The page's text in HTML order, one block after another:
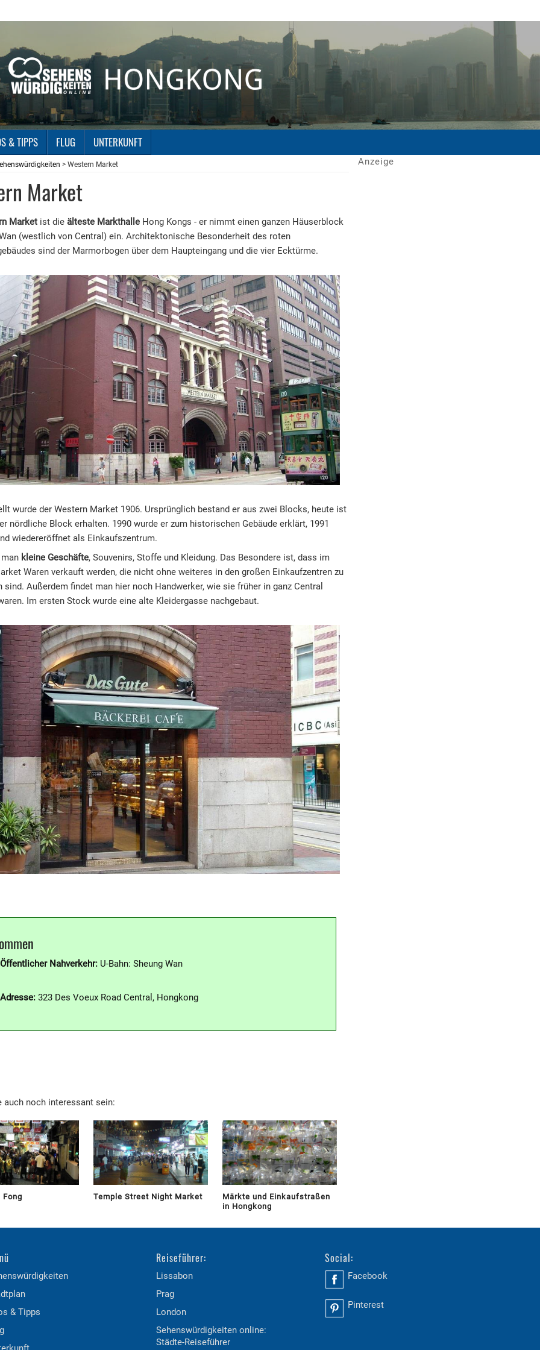
& TIPPS FLUG UNTERKUNFT
> Western Market
Market
Market ist die älteste Markthalle Hong Kongs - er nimmt einen ganzen Häuserblock
(westlich von Central) ein. Architektonische Besonderheit des roten
sind der Marmorbogen über dem Haupteingang und die vier Ecktürme.
wurde der Western Market 1906. Ursprünglich bestand er aus zwei Blocks, heute ist
nördliche Block erhalten. 1990 wurde er zum historischen Gebäude erklärt, 1991
wiedereröffnet als Einkaufszentrum.
kleine Geschäfte, Souvenirs, Stoffe und Kleidung. Das Besondere ist, dass im
Waren verkauft werden, die nicht ohne weiteres in den großen Einkaufzentren zu
sind. Außerdem findet man hier noch Handwerker, wie sie früher in ganz Central
Im ersten Stock wurde eine alte Kleidergasse nachgebaut.
Öffentlicher Nahverkehr:U-Bahn: Sheung Wan
Adresse:323 Des Voeux Road Central, Hongkong
auch noch interessant sein:
Fong Temple Street Night Market
Märkte und Einkaufstraßen
in Hongkong
Anzeige
& Tipps
Reiseführer:
Lissabon
Prag
London
Sehenswürdigkeiten online:
Städte-Reiseführer
Social:
Facebook
Pinterest